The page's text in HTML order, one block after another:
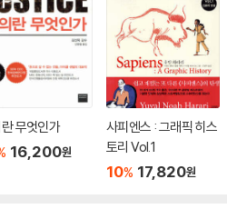
무엇인가
16,200원
사피엔스 : 그래픽 히스
토리 Vol.1
10% 17,820원